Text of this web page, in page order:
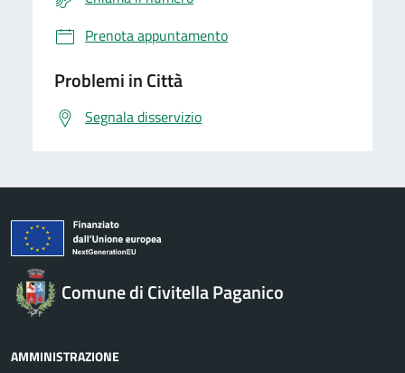
Prenota appuntamento
Problemi in Città
Segnala disservizio
Comune di Civitella Paganico
AMMINISTRAZIONE